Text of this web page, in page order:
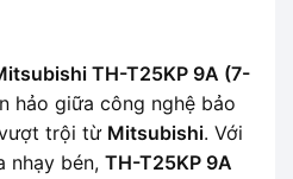
TH-T25KP 9A (7-
hảo giữa công nghệ bảo
trội từ Mitsubishi. Với
nhạy bén, TH-T25KP 9A